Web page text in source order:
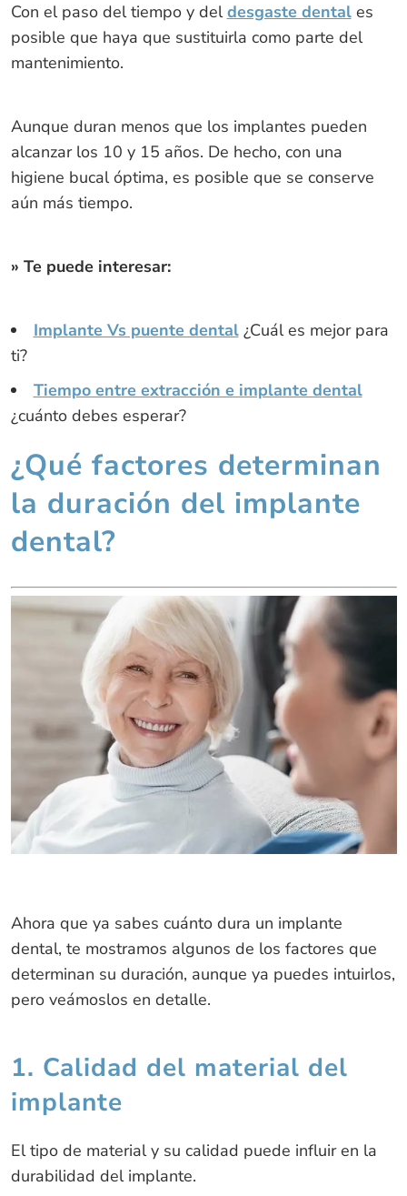
Con el paso del tiempo y deldesgaste dentales
posible que haya que sustituirla como parte del
mantenimiento.
Aunque duran menos que los implantes pueden
alcanzar los 10 y 15 años. De hecho, con una
higiene bucal óptima, es posible que se conserve
aún más tiempo.
» Te puede interesar:
Implante Vs puente dental¿Cuál es mejor para
ti?
Tiempo entre extracción e implante dental
¿cuánto debes esperar?
¿Qué factores determinan
la duración del implante
dental?
Ahora que ya sabes cuánto dura un implante
dental, te mostramos algunos de los factores que
determinan su duración, aunque ya puedes intuirlos,
pero veámoslos en detalle.
1. Calidad del material del
implante
El tipo de material y su calidad puede influir en la
durabilidad del implante.